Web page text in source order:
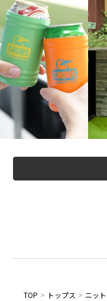
TOP > トップス > ニッ